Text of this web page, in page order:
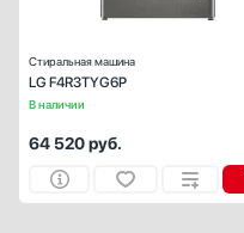
В наличии
Стиральная машина
LG F4R3TYG6P
64 520руб.